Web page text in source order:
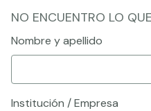
NO ENCUENTRO LO
Nombre y apellido
Institución / Empresa